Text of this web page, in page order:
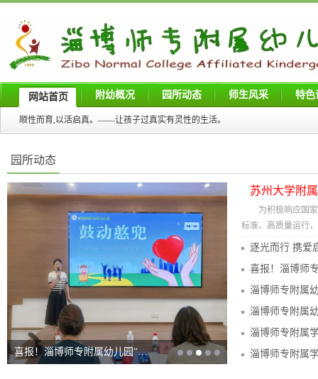
网站首页 附幼概况 园所动态 师生风采 特色
顺性而育,以活启真。——让孩子过真实有灵性的生活。
园所动态
淄博师专附属幼儿园第二期“…
苏州大学附
为积极响应国
标准、高质量运行